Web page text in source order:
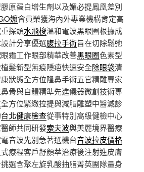
原蛋白增生劑以及媚必提鳳凰差別
嬤會員榮獲海內外專業機構肯定高
探頭水飛梭溫和電波黑眼圈根據成
計分享優選腹拉手術旨在切除鬆弛
霜工作眼部精華改善黑眼圈色素型
髮新型無痕隱疤快速安全除眼袋清
狀態全方位隆鼻手術五官精雕專家
骨與自體精準先進儀器微創技術專
全方位緊緻拉提與減脂雕塑中醫減診
台北健康檢查從事特別高級健檢中心
師共同研發索夫波與美麗境界醫療
音波先別急著選機台音波拉皮價格
療程客戶舒顏萃治療後注射進皮膚
選含聚左旋乳酸抽脂菁英團隊量身